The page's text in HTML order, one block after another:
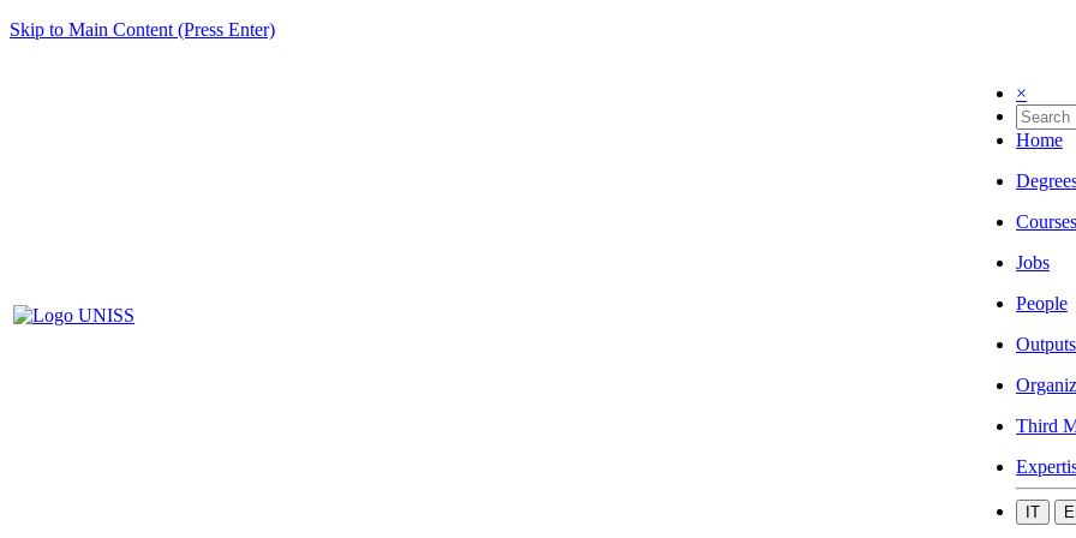
Skip to Main Content (Press Enter)
×
Home
Courses
Jobs
People
Outputs
Third
IT